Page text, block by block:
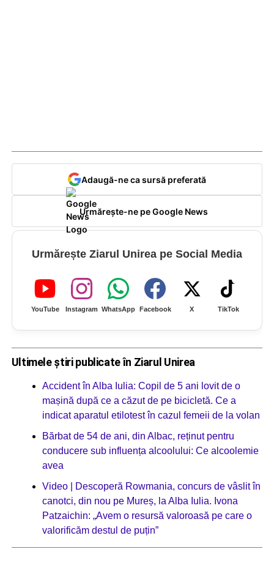
Adaugă-ne ca sursă preferată
Urmărește-ne pe Google News
Urmărește Ziarul Unirea pe Social Media
YouTube Instagram WhatsApp Facebook X TikTok
Ultimele știri publicate în Ziarul Unirea
Accident în Alba Iulia: Copil de 5 ani lovit de o
mașină după ce a căzut de pe bicicletă. Ce a
indicat aparatul etilotest în cazul femeii de la volan
Bărbat de 54 de ani, din Albac, reținut pentru
conducere sub influența alcoolului: Ce alcoolemie
avea
Video | Descoperă Rowmania, concurs de vâslit în
canotci, din nou pe Mureș, la Alba Iulia. Ivona
Patzaichin: „Avem o resursă valoroasă pe care o
valorificăm destul de puțin”